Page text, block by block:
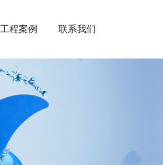
工程案例 联系我们